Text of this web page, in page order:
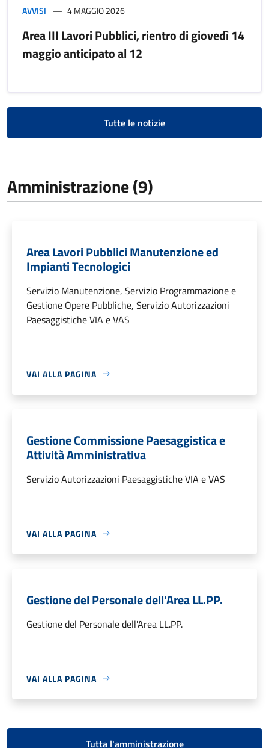
AVVISI 4 MAGGIO 2026
Area III Lavori Pubblici, rientro di giovedì 14
maggio anticipato al 12
Tutte le notizie
Amministrazione (9)
Area Lavori Pubblici Manutenzione ed
Impianti Tecnologici
Servizio Manutenzione, Servizio Programmazione e
Gestione Opere Pubbliche, Servizio Autorizzazioni
Paesaggistiche VIA e VAS
VAI ALLA PAGINA
Gestione Commissione Paesaggistica e
Attività Amministrativa
Servizio Autorizzazioni Paesaggistiche VIA e VAS
VAI ALLA PAGINA
Gestione del Personale dell'Area LL.PP.
Gestione del Personale dell'Area LL.PP.
VAI ALLA PAGINA
Tutta l'amministrazione